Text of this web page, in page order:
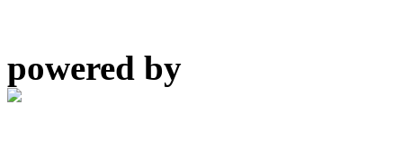
powered by